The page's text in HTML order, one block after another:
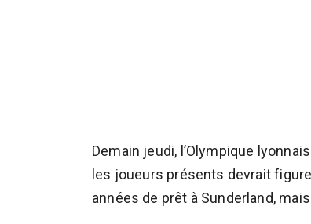
Demain jeudi, l’Olympique
les joueurs présents devrait
années de prêt à Sunderland,